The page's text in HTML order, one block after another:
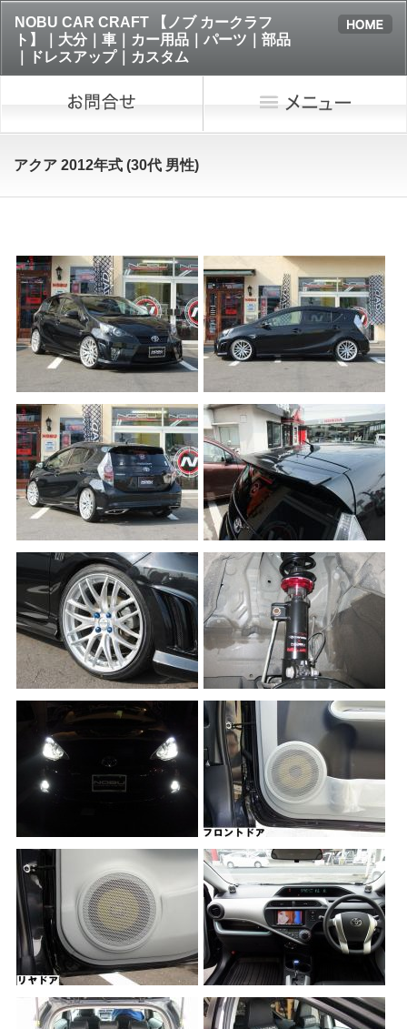
NOBU CAR CRAFT 【ノブ カークラフ
ト】｜大分｜車｜カー用品｜パーツ｜部品
｜ドレスアップ｜カスタム
アクア 2012年式 (30代 男性)